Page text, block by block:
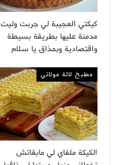
كيكتي العجيبة لي جربت وليت
مدمنة عليها بطريقة بسيطة
واقتصادية وبمذاق يا سلام
مطبخ لالة مولاتي
الكيكة ملفاي لي مابقاتش